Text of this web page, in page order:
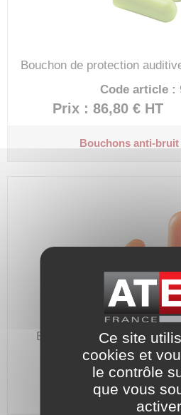
Bouchon de protection
Code article :
Prix : 86,80 € HT
Bouchons anti-bruit
Bouchon de protection
Couleur :
Code article :
Prix : 115,90 €HT
Ce site
cookies et
le contrôle
que vous
activer